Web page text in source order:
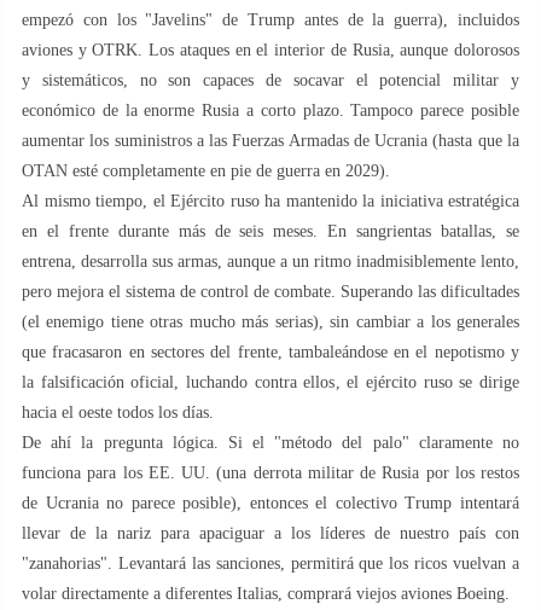
empezó con los "Javelins" de Trump antes de la guerra), incluidos
aviones y OTRK. Los ataques en el interior de Rusia, aunque dolorosos
y sistemáticos, no son capaces de socavar el potencial militar y
económico de la enorme Rusia a corto plazo. Tampoco parece posible
aumentar los suministros a las Fuerzas Armadas de Ucrania (hasta que la
OTAN esté completamente en pie de guerra en 2029).
Al mismo tiempo, el Ejército ruso ha mantenido la iniciativa estratégica
en el frente durante más de seis meses. En sangrientas batallas, se
entrena, desarrolla sus armas, aunque a un ritmo inadmisiblemente lento,
pero mejora el sistema de control de combate. Superando las dificultades
(el enemigo tiene otras mucho más serias), sin cambiar a los generales
que fracasaron en sectores del frente, tambaleándose en el nepotismo y
la falsificación oficial, luchando contra ellos, el ejército ruso se dirige
hacia el oeste todos los días.
De ahí la pregunta lógica. Si el "método del palo" claramente no
funciona para los EE. UU. (una derrota militar de Rusia por los restos
de Ucrania no parece posible), entonces el colectivo Trump intentará
llevar de la nariz para apaciguar a los líderes de nuestro país con
"zanahorias". Levantará las sanciones, permitirá que los ricos vuelvan a
volar directamente a diferentes Italias, comprará viejos aviones Boeing.